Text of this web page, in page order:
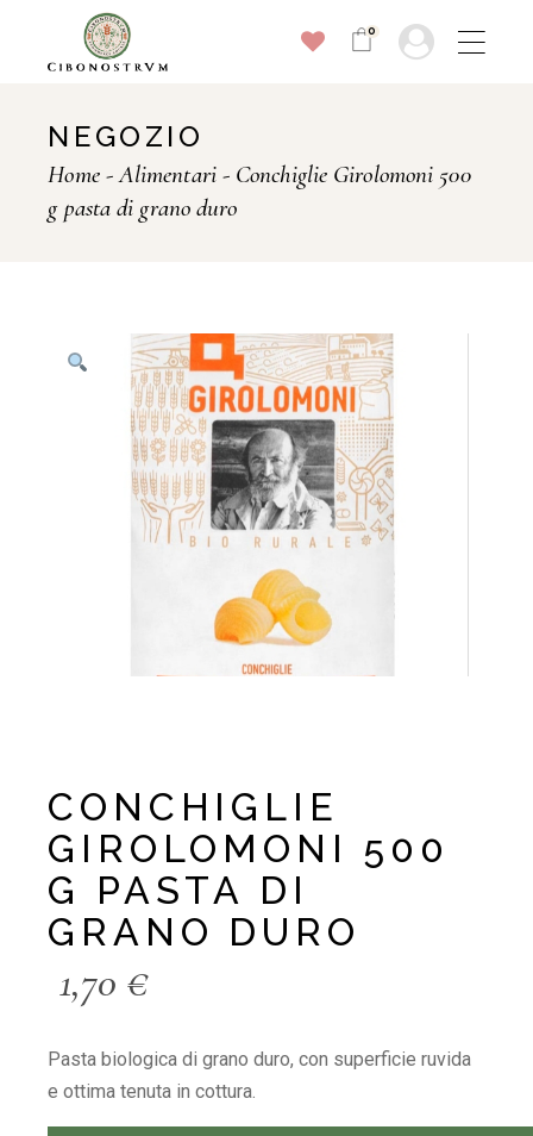
content
0
NEGOZIO
Home Alimentari
Conchiglie Girolomoni 500
g pasta di grano duro
CONCHIGLIE
GIROLOMONI 500
G PASTA DI
GRANO DURO
1,70 €
Pasta biologica di grano duro, con superficie ruvida
e ottima tenuta in cottura.